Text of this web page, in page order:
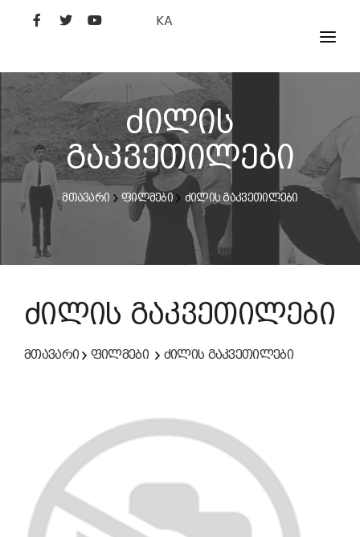
KA
ᲤᲘᲚᲛᲔᲑᲘ
ᲮᲔᲚᲝᲕᲐᲜᲘ
ᲙᲘᲜᲝᲡᲢᲣᲓᲘᲐ
ᲙᲘᲜᲝᲐᲙᲐᲓᲔᲛᲘᲐ
ძილის
გაკვეთილები
მთავარი ფილმები ძილის გაკვეთილები
ძილის გაკვეთილები
მთავარი ფილმები ძილის გაკვეთილები